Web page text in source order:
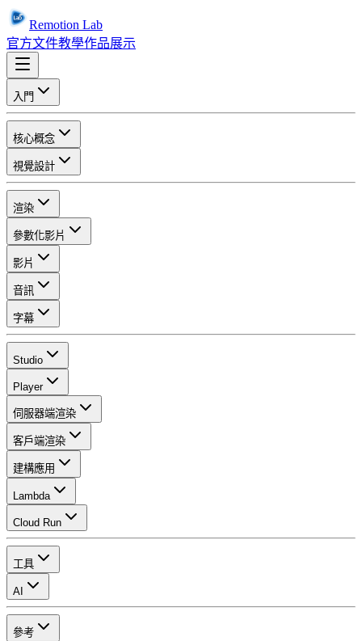
Remotion Lab
官方文件教學作品展示
入門
核心概念
視覺設計
渲染
參數化影片
影片
音訊
字幕
Studio
Player
伺服器端渲染
客戶端渲染
建構應用
Lambda
Cloud Run
工具
AI
參考